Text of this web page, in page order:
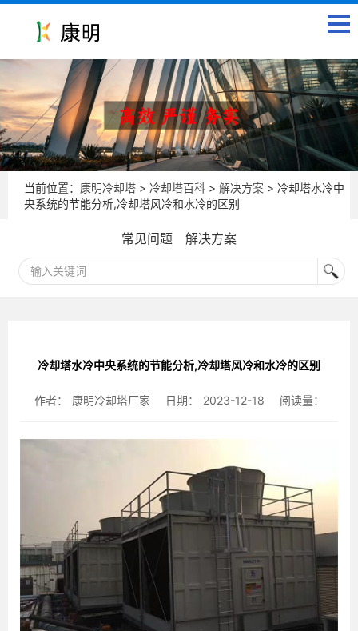
当前位置： 康明冷却塔 > 冷却塔百科 > 解决方案 > 冷却塔水冷中
央系统的节能分析,冷却塔风冷和水冷的区别
常见问题 解决方案
冷却塔水冷中央系统的节能分析,冷却塔风冷和水冷的区别
作者： 康明冷却塔厂家 日期： 2023-12-18 阅读量：